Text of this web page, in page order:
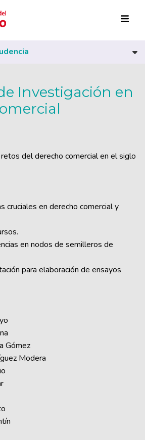
Investigación en
del derecho comercial en el siglo
cruciales en derecho comercial y
en nodos de semilleros de
para elaboración de ensayos
Gómez
Modera